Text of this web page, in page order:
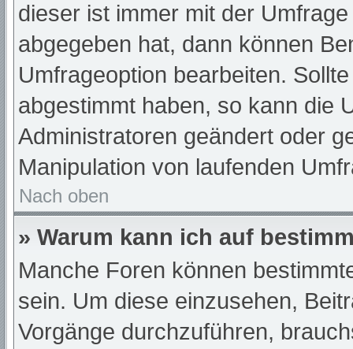
dieser ist immer mit der
abgegeben hat, dann können
Umfrageoption bearbeiten.
abgestimmt haben, so kann die
Administratoren geändert oder
Manipulation von laufenden
Nach oben
» Warum kann ich auf
Manche Foren können
sein. Um diese einzusehen,
Vorgänge durchzuführen,